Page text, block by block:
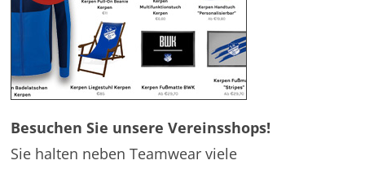
Besuchen Sie unsere Vereinsshops!
Sie halten neben Teamwear viele